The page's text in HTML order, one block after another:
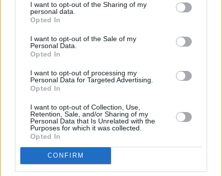
I want to opt-out of the Sharing of my
personal data.
Opted In
I want to opt-out of the Sale of my
Personal Data.
Opted In
I want to opt-out of processing my
Personal Data for Targeted Advertising.
Opted In
I want to opt-out of Collection, Use,
Retention, Sale, and/or Sharing of my
Personal Data that Is Unrelated with the
Purposes for which it was collected.
Opted In
CONFIRM
Orange znów na czele. Powody, dla
których tyle osób przenosi do niego
numery
Ponad 360 000 numerów przeniesiono w II kwartale
2026 roku w sieciach mobilnych. Jak podaje UKE,
najwięcej użytkowników w ramach tej operacji